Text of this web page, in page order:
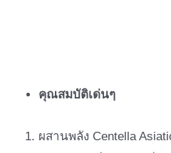
คุณสมบัติเด่นๆ
ผสานพลัง Centella